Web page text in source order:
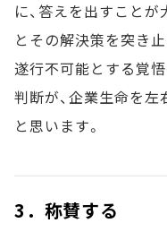
に、答えを出すこと
とその解決策を突き
遂行不可能とする覚
判断が、企業生命を
と思います。
3．称賛する